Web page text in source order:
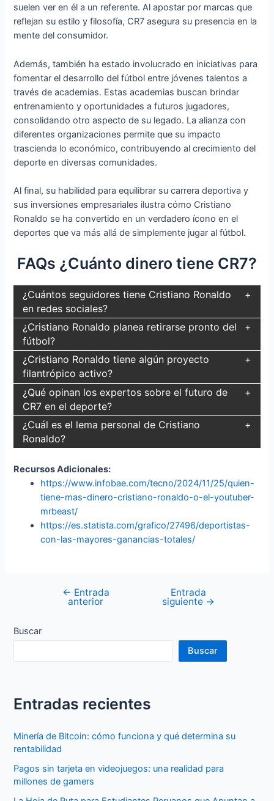
suelen ver en él a un referente. Al apostar por marcas que
reflejan su estilo y filosofía, CR7 asegura su presencia en la
mente del consumidor.
Además, también ha estado involucrado en iniciativas para
fomentar el desarrollo del fútbol entre jóvenes talentos a
través de academias. Estas academias buscan brindar
entrenamiento y oportunidades a futuros jugadores,
consolidando otro aspecto de su legado. La alianza con
diferentes organizaciones permite que su impacto
trascienda lo económico, contribuyendo al crecimiento del
deporte en diversas comunidades.
Al final, su habilidad para equilibrar su carrera deportiva y
sus inversiones empresariales ilustra cómo Cristiano
Ronaldo se ha convertido en un verdadero ícono en el
deportes que va más allá de simplemente jugar al fútbol.
FAQs ¿Cuánto dinero tiene CR7?
¿Cuántos seguidores tiene Cristiano Ronaldo
en redes sociales?
¿Cristiano Ronaldo planea retirarse pronto del
fútbol?
¿Cristiano Ronaldo tiene algún proyecto
filantrópico activo?
¿Qué opinan los expertos sobre el futuro de
CR7 en el deporte?
¿Cuál es el lema personal de Cristiano
Ronaldo?
Recursos Adicionales:
https://www.infobae.com/tecno/2024/11/25/quien-
tiene-mas-dinero-cristiano-ronaldo-o-el-youtuber-
mrbeast/
https://es.statista.com/grafico/27496/deportistas-
con-las-mayores-ganancias-totales/
Navegación
← Entrada
anterior
Entrada
siguiente →
Buscar
Buscar
Entradas recientes
Minería de Bitcoin: cómo funciona y qué determina su
rentabilidad
Pagos sin tarjeta en videojuegos: una realidad para
millones de gamers